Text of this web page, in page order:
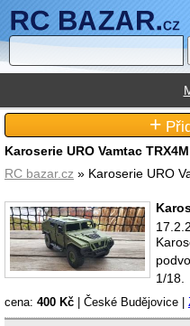
Karoserie URO Vamtac TRX4M
1/18.
cena: 400 Kč České Budějovice
RC bazar.cz » Karoserie URO
+